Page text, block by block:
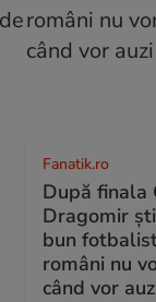
Fanatik.ro
După finala
Dragomir
bun
români nu
când vor